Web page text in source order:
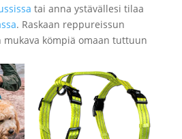
tai anna ystävällesi tilaa
. Raskaan reppureissun
mukava kömpiä omaan tuttuun